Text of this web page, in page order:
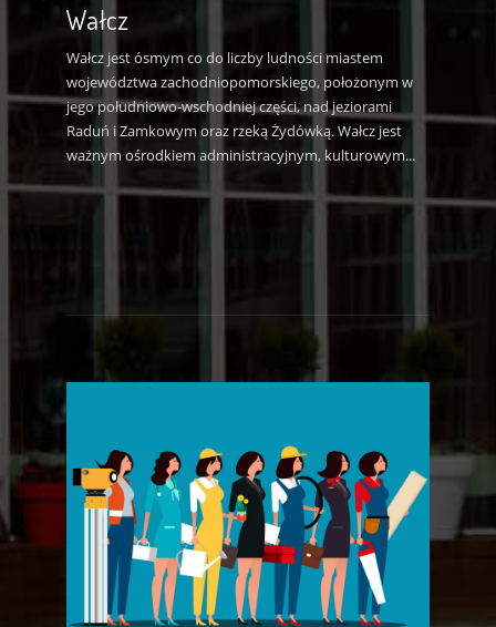
Wałcz
Wałcz jest ósmym co do liczby ludności miastem
województwa zachodniopomorskiego, położonym w
jego południowo-wschodniej części, nad jeziorami
Raduń i Zamkowym oraz rzeką Żydówką. Wałcz jest
ważnym ośrodkiem administracyjnym, kulturowym...